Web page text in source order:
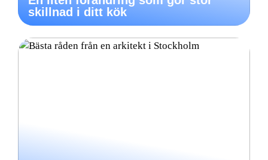
skillnad i ditt kök